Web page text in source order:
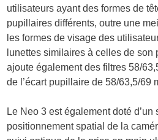
utilisateurs ayant des formes de
pupillaires différents, outre une
les formes de visage des
lunettes similaires à celles de son
ajoute également des filtres 58/
de l’écart pupillaire de 58/63,5/69
Le Neo 3 est également doté
positionnement spatial de la